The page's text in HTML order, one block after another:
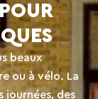
beaux
ou à vélo. La
journées, des